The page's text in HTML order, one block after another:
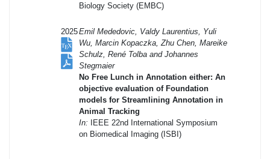
Biology Society (EMBC)
2025Emil Mededovic, Valdy Laurentius, Yuli
Wu, Marcin Kopaczka, Zhu Chen, Mareike
Schulz, René Tolba and Johannes
Stegmaier
No Free Lunch in Annotation either: An
objective evaluation of Foundation
models for Streamlining Annotation in
Animal Tracking
In: IEEE 22nd International Symposium
on Biomedical Imaging (ISBI)